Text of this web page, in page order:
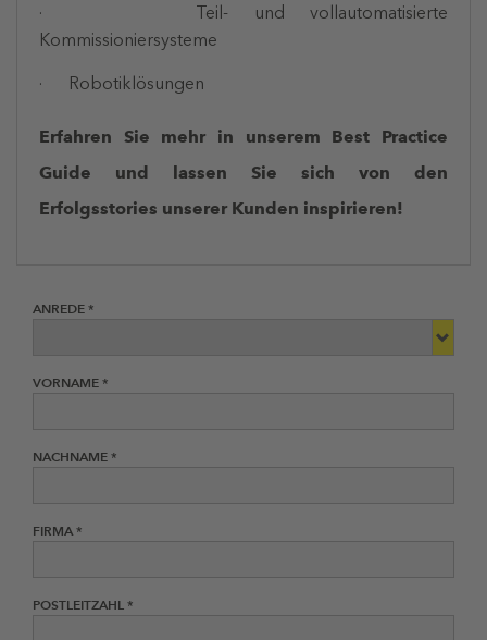
· Teil- und vollautomatisierte
Kommissioniersysteme
· Robotiklösungen
Erfahren Sie mehr in unserem Best Practice
Guide und lassen Sie sich von den
Erfolgsstories unserer Kunden inspirieren!
ANREDE *
VORNAME *
NACHNAME *
FIRMA *
POSTLEITZAHL *